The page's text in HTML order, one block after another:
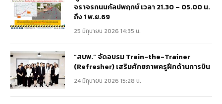
จราจรถนนกัลปพฤกษ์ เวลา 21.30 – 05.00 น.
ถึง 1 พ.ย.69
25 มิถุนายน 2026 14:35 น.
“สบพ.” จัดอบรม Train-the-Trainer
(Refresher) เสริมศักยภาพครูฝึกด้านการบิน
24 มิถุนายน 2026 15:28 น.